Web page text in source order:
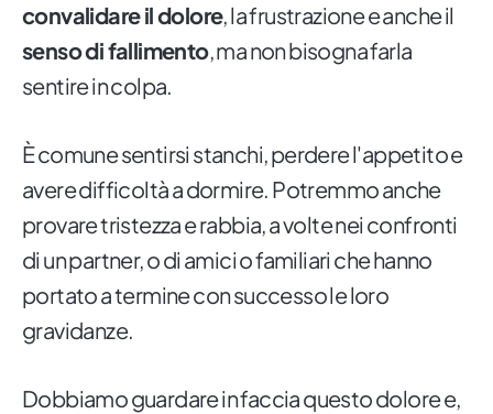
convalidare il dolore, la frustrazione e anche il
senso di fallimento, ma non bisogna farla
sentire in colpa.
È comune sentirsi stanchi, perdere l'appetito e
avere difficoltà a dormire. Potremmo anche
provare tristezza e rabbia, a volte nei confronti
di un partner, o di amici o familiari che hanno
portato a termine con successo le loro
gravidanze.
Dobbiamo guardare in faccia questo dolore e,